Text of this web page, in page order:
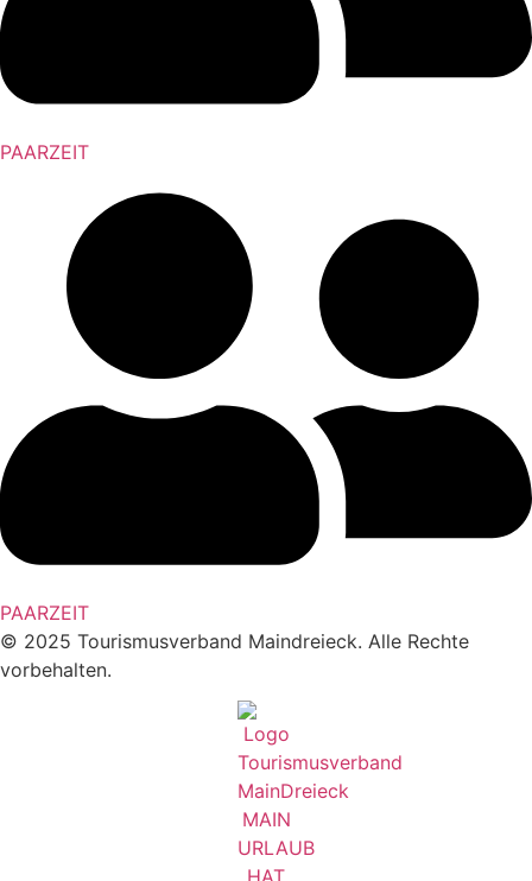
PAARZEIT
PAARZEIT
© 2025 Tourismusverband Maindreieck. Alle Rechte
vorbehalten.